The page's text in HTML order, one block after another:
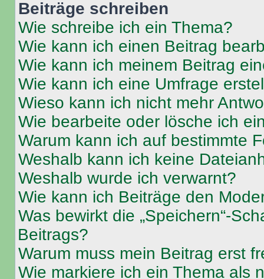
Beiträge schreiben
Wie schreibe ich ein Thema?
Wie kann ich einen Beitrag
Wie kann ich meinem Beitrag
Wie kann ich eine Umfrage
Wieso kann ich nicht mehr
Wie bearbeite oder lösche ich
Warum kann ich auf bestimmte
Weshalb kann ich keine
Weshalb wurde ich verwarnt?
Wie kann ich Beiträge den
Was bewirkt die „Speichern“-
Beitrags?
Warum muss mein Beitrag erst
Wie markiere ich ein Thema als